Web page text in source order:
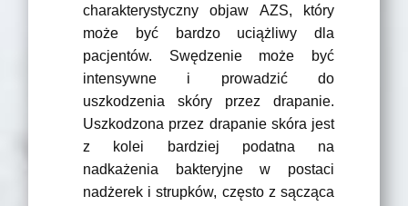
charakterystyczny objaw AZS, który
może być bardzo uciążliwy dla
pacjentów. Swędzenie może być
intensywne i prowadzić do
uszkodzenia skóry przez drapanie.
Uszkodzona przez drapanie skóra jest
z kolei bardziej podatna na
nadkażenia bakteryjne w postaci
nadżerek i strupków, często z sącząca